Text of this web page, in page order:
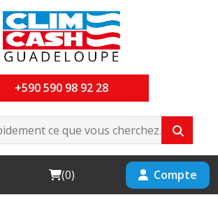
+590 590 98 92 28
Cart
(0) Compte